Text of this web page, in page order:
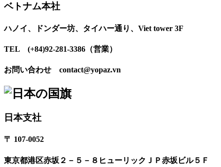
ベトナム本社
ハノイ、ドンダー坊、タイハー通り、Viet tower 3F
TEL (+84)92-281-3386（営業）
お問い合わせ contact@yopaz.vn
日本支社
〒 107-0052
東京都港区赤坂２－５－８ヒューリックＪＰ赤坂ビル５Ｆ